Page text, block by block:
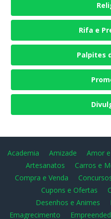
Rifa e
Palpites
Academia Amizade Amor
Artesanatos
Carros e
Compra e Venda
Cupons e Ofertas
Desenhos e Animes
Emagrecimento